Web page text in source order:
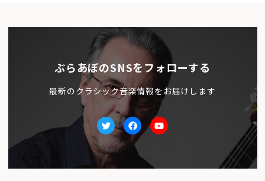
ぶらあぼのSNSをフォローする
最新のクラシック音楽情報をお届けします
TwitterfacebookYoutube